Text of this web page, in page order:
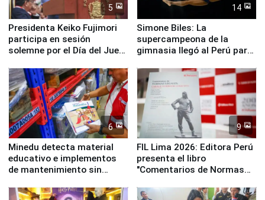
5
Presidenta Keiko Fujimori
participa en sesión
solemne por el Día del Juez
14
Simone Biles: La
supercampeona de la
gimnasia llegó al Perú para
Panamericanos Lima 2027
6
Minedu detecta material
educativo e implementos
de mantenimiento sin
la UGEL 2
9
FIL Lima 2026: Editora Perú
presenta el libro
"Comentarios de Normas
Derecho Colectivo"